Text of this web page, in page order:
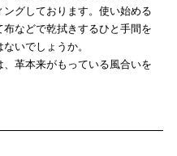
グしております。使い始める
などで乾拭きするひと手間を
いでしょうか。
革本来がもっている風合いを